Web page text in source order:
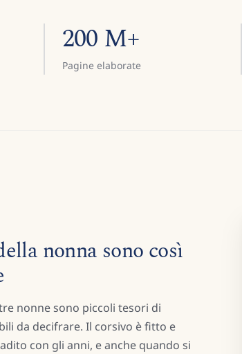
200 M+
Pagine elaborate
nonna sono così
nonne sono piccoli tesori di
da decifrare. Il corsivo è fitto e
con gli anni, e anche quando si